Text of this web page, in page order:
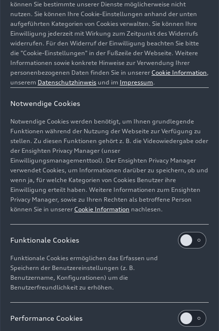
R8 Spyder V10 performance
bis 2024
Benzin
Medieninformation
können Sie bestimmte unserer Dienste möglicherweise nicht
nutzen. Sie können Ihre Cookie-Einstellungen anhand der unten
aufgeführten Kategorien von Cookies verwalten. Sie können Ihre
Einwilligung jederzeit mit Wirkung zum Zeitpunkt des Widerrufs
widerrufen. Für den Widerruf der Einwilligung beachten Sie bitte
die "Cookie-Einstellungen" in der Fußzeile der Webseite. Weitere
Informationen sowie konkrete Hinweise zur Verwendung Ihrer
personenbezogenen Daten finden Sie in unserer Cookie Information,
unserem Datenschutzhinweis und im Impressum.
Notwendige Cookies
Notwendige Cookies werden benötigt, um Ihnen grundlegende
Funktionen während der Nutzung der Webseite zur Verfügung zu
stellen. Zu diesen Funktionen gehört z. B. die Videowiedergabe oder
der Ensighten Privacy Manager (unser
Einwilligungsmanagementtool). Der Ensighten Privacy Manager
verwendet Cookies, um Informationen darüber zu speichern, ob und
wenn ja, für welche Kategorien von Cookies Benutzer ihre
Einwilligung erteilt haben. Weitere Informationen zum Ensighten
Privacy Manager, sowie zu Ihren Rechten als betroffene Person
können Sie in unserer Cookie Information nachlesen.
Funktionale Cookies
Funktionale Cookies ermöglichen das Erfassen und
Speichern der Benutzereinstellungen (z. B.
Benutzername, Konfigurationen) um die
Benutzerfreundlichkeit zu erhöhen.
Performance Cookies